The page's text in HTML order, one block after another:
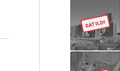
SATILDI